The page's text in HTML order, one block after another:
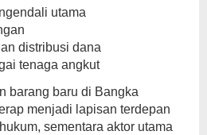
utama
distribusi dana
tenaga angkut
barang baru di Bangka
menjadi lapisan terdepan
sementara aktor utama